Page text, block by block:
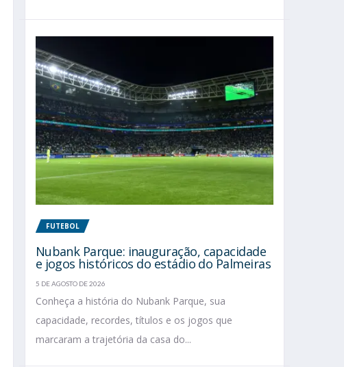
FUTEBOL
Nubank Parque: inauguração, capacidade
e jogos históricos do estádio do Palmeiras
5 DE AGOSTO DE 2026
Conheça a história do Nubank Parque, sua
capacidade, recordes, títulos e os jogos que
marcaram a trajetória da casa do...